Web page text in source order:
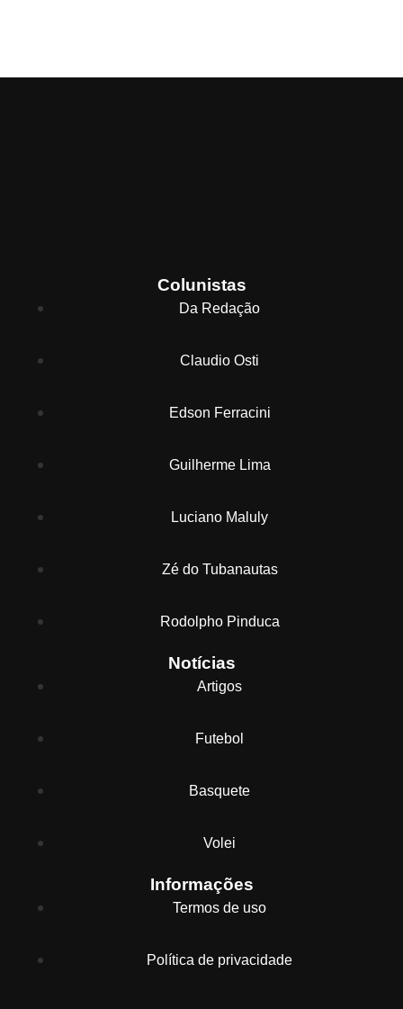
Colunistas
Da Redação
Claudio Osti
Edson Ferracini
Guilherme Lima
Luciano Maluly
Zé do Tubanautas
Rodolpho Pinduca
Notícias
Artigos
Futebol
Basquete
Volei
Informações
Termos de uso
Política de privacidade